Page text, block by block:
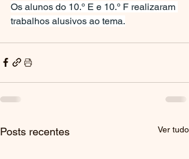
Os alunos do 10.º E e 10.º F realizaram
trabalhos alusivos ao tema.
Posts recentes Ver tudo